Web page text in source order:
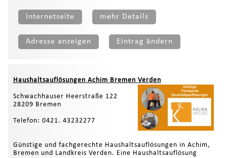
Internetseite mehr Details
Adresse anzeigen Eintrag ändern
Haushaltsauflösungen Achim Bremen Verden
Schwachhauser Heerstraße 122
28209 Bremen
Telefon: 0421. 43232277
Günstige und fachgerechte Haushaltsauflösungen in Achim,
Bremen und Landkreis Verden. Eine Haushaltsauflösung